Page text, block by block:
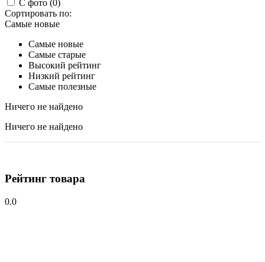
С фото (0)
Сортировать по:
Самые новые
Самые новые
Самые старые
Высокий рейтинг
Низкий рейтинг
Самые полезные
Ничего не найдено
Ничего не найдено
Рейтинг товара
0.0